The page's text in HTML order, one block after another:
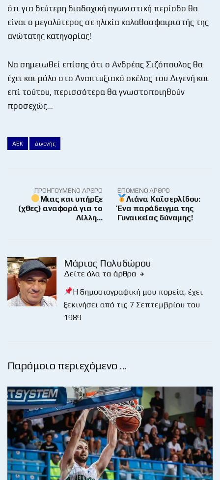
ότι για δεύτερη διαδοχική αγωνιστική περίοδο θα
είναι ο μεγαλύτερος σε ηλικία καλαθοσφαιριστής της
ανώτατης κατηγορίας!
Να σημειωθεί επίσης ότι ο Ανδρέας Σιζόπουλος θα
έχει και ρόλο στο Αναπτυξιακό σκέλος του Διγενή και
επί τούτου, περισσότερα θα γνωστοποιηθούν
προσεχώς…
ΑΕΚ Διγενής
ΠΡΟΗΓΟΎΜΕΝΟ ΆΡΘΡΟ
Μιας και υπήρξε
(χθες) αναφορά για το
Λίλλη…
ΕΠΌΜΕΝΟ ΆΡΘΡΟ
Λιάνα Καϊσερλίδου:
Ένα παράδειγμα της
Γυναικείας δύναμης!
Μάριος Πολυδώρου
Δείτε όλα τα άρθρα
Η δημοσιογραφική μου πορεία, έχει
ξεκινήσει από τις 7 Σεπτεμβρίου του
1989
Παρόμοιο περιεχόμενο …